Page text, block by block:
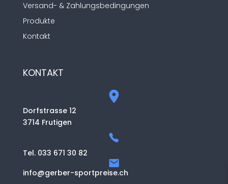
Versand- & Zahlungsbedingungen
Produkte
Kontakt
KONTAKT
Dorfstrasse 12
3714 Frutigen
Tel. 033 671 30 82
info@gerber-sportpreise.ch